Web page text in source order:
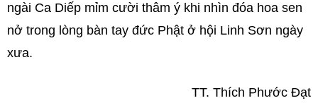
ngài Ca Diếp mỉm cười thâm ý khi nhìn đóa hoa sen
nở trong lòng bàn tay đức Phật ở hội Linh Sơn ngày
xưa.
TT. Thích Phước Đạt